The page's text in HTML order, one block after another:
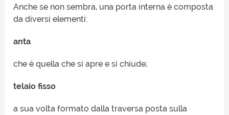
Anche se non sembra, una porta interna è composta
da diversi elementi:
anta
che è quella che si apre e si chiude;
telaio fisso
a sua volta formato dalla traversa posta sulla